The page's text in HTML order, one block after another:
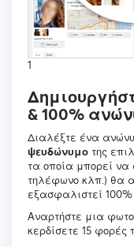
1
& 100%
Διαλέξτε ένα
ψευδώνυμο της
τα οποία μπορεί να
τηλέφωνο κλπ.) θα
εξασφαλιστεί
Αναρτήστε μια
κερδίσετε 15 φορές